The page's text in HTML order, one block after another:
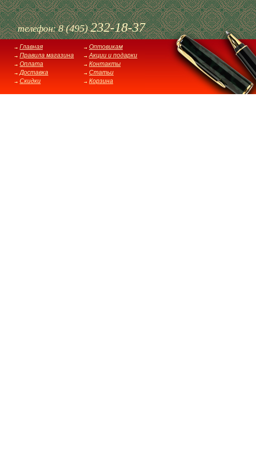
телефон:8 (495) 232-18-37
Главная
Оптовикам
Правила магазина
Акции и подарки
Оплата
Контакты
Доставка
Статьи
Скидки
Корзина